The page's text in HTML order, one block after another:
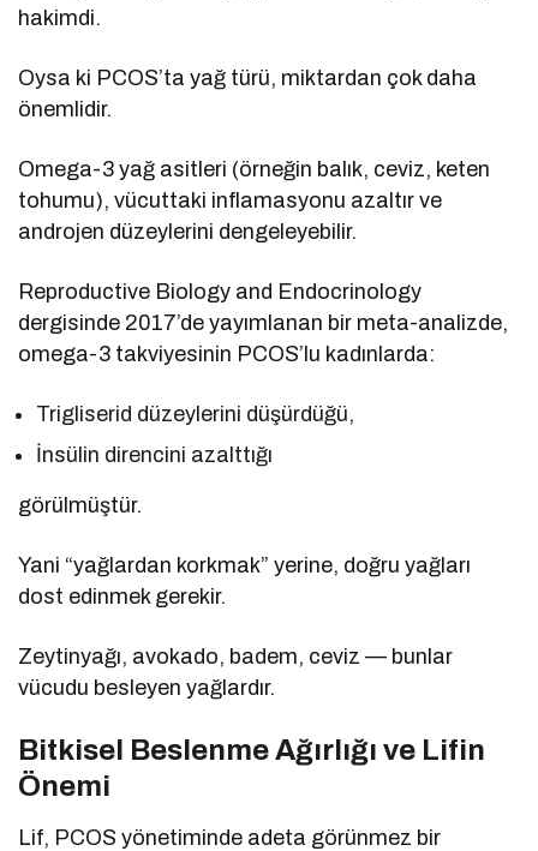
hakimdi.
Oysa ki PCOS’ta yağ türü, miktardan çok daha
önemlidir.
Omega-3 yağ asitleri (örneğin balık, ceviz, keten
tohumu), vücuttaki inflamasyonu azaltır ve
androjen düzeylerini dengeleyebilir.
Reproductive Biology and Endocrinology
dergisinde 2017’de yayımlanan bir meta-analizde,
omega-3 takviyesinin PCOS’lu kadınlarda:
Trigliserid düzeylerini düşürdüğü,
İnsülin direncini azalttığı
görülmüştür.
Yani “yağlardan korkmak” yerine, doğru yağları
dost edinmek gerekir.
Zeytinyağı, avokado, badem, ceviz — bunlar
vücudu besleyen yağlardır.
Bitkisel Beslenme Ağırlığı ve Lifin
Önemi
Lif, PCOS yönetiminde adeta görünmez bir